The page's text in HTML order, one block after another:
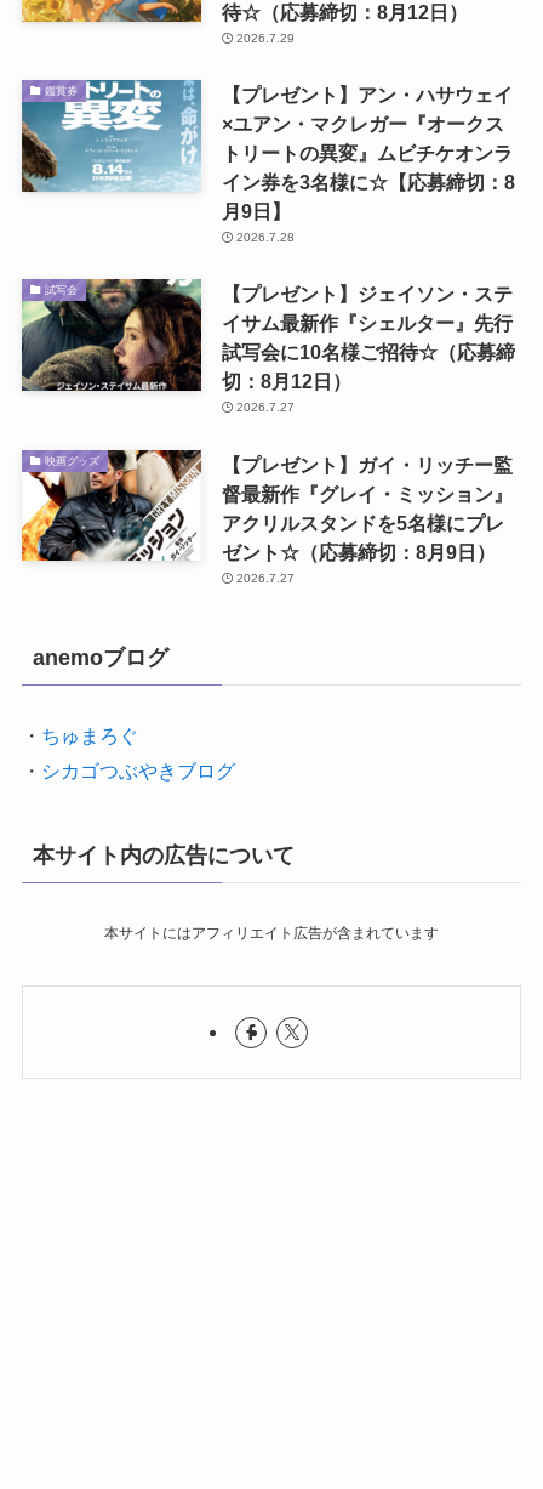
待☆（応募締切：8月12日）
2026.7.29
鑑賞券
【プレゼント】アン・ハサウェイ
×ユアン・マクレガー『オークス
トリートの異変』ムビチケオンラ
イン券を3名様に☆【応募締切：8
月9日】
2026.7.28
試写会
【プレゼント】ジェイソン・ステ
イサム最新作『シェルター』先行
試写会に10名様ご招待☆（応募締
切：8月12日）
2026.7.27
映画グッズ
【プレゼント】ガイ・リッチー監
督最新作『グレイ・ミッション』
アクリルスタンドを5名様にプレ
ゼント☆（応募締切：8月9日）
2026.7.27
anemoブログ
・ ちゅまろぐ
・ シカゴつぶやきブログ
本サイト内の広告について
本サイトにはアフィリエイト広告が含まれています